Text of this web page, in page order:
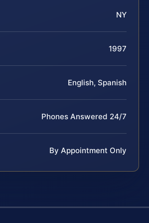
NY
1997
English, Spanish
Phones Answered 24/7
By Appointment Only